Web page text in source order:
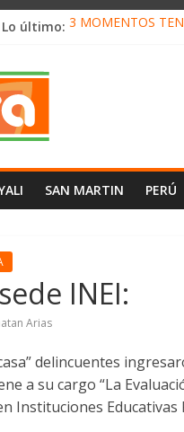
Lo último: 3 MOMENTOS
SAN MARTIN PERÚ
INEI:
Arias
delincuentes
a su cargo “La
Instituciones Educativas